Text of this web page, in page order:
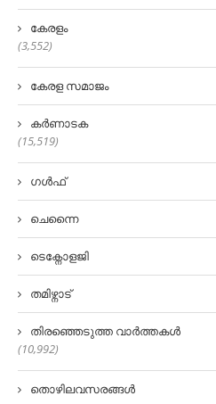
കേരളം
(3,552)
കേരള സമാജം
കർണാടക
(15,519)
ഗൾഫ്
ചെന്നൈ
ടെക്നോളജി
തമിഴ്നാട്
തിരഞ്ഞെടുത്ത വാർത്തകൾ
(10,992)
തൊഴിലവസരങ്ങൾ